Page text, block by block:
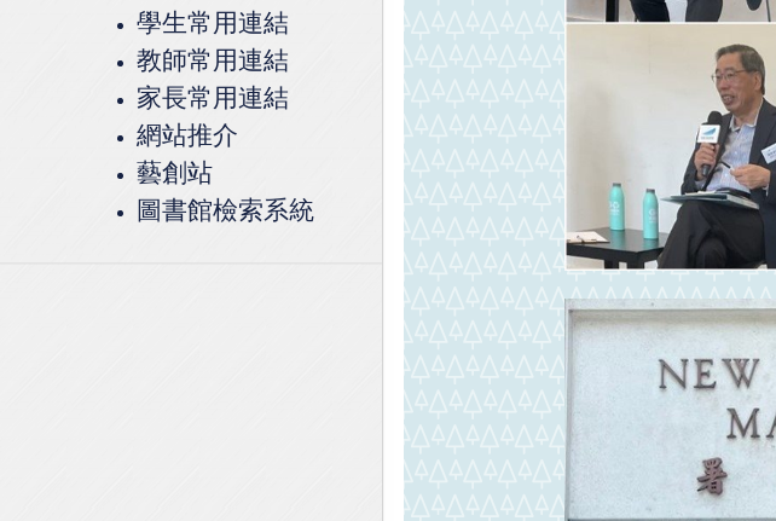
學生常用連結
教師常用連結
家長常用連結
網站推介
藝創站
圖書館檢索系統